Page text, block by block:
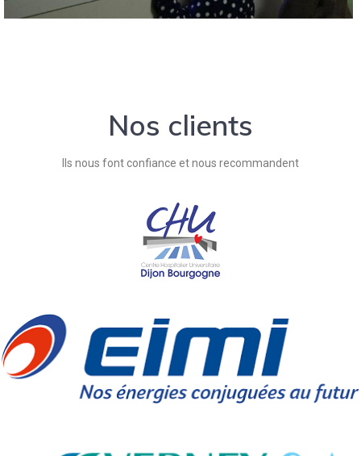
Nos clients
Ils nous font confiance et nous recommandent